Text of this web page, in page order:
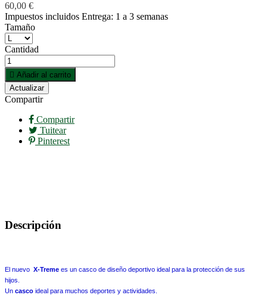
60,00 €
Impuestos incluidos Entrega: 1 a 3 semanas
Tamaño
Cantidad
 Añadir al carrito
Compartir
Compartir
Tuitear
Pinterest
Descripción
El nuevo X-Treme es un casco de diseño deportivo ideal para la protección de sus
hijos.
Un casco ideal para muchos deportes y actividades.